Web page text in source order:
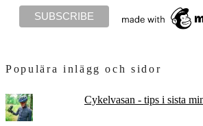
Populära inlägg och sidor
Cykelvasan - tips i sista